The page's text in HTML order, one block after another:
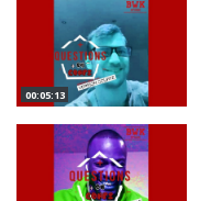
00:05:13